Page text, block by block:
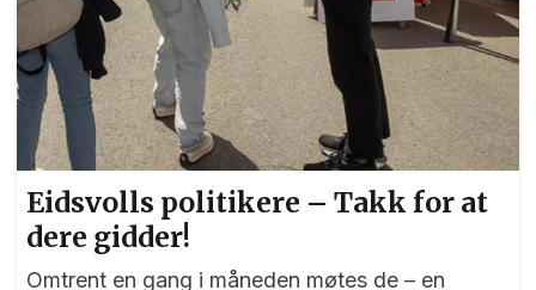
Eidsvolls politikere – Takk for at
dere gidder!
Omtrent en gang i måneden møtes de – en